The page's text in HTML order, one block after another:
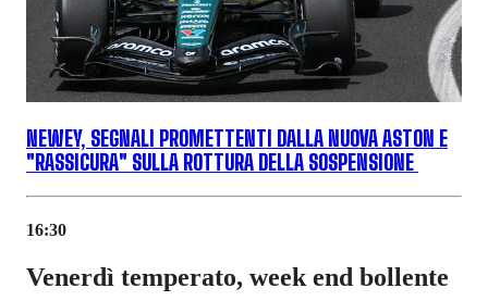
NEWEY, SEGNALI PROMETTENTI DALLA NUOVA ASTON E
"RASSICURA" SULLA ROTTURA DELLA SOSPENSIONE
16:30
Venerdì temperato, week end bollente